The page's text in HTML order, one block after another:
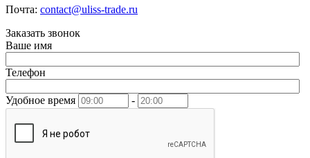
Почта: contact@uliss-trade.ru
Заказать звонок
Ваше имя
Телефон
Удобное время -